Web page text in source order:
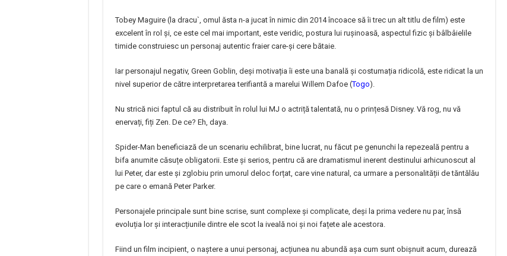
Tobey Maguire (la dracu`, omul ăsta n-a jucat în nimic din 2014 încoace să îi trec un alt titlu de film) este
excelent în rol și, ce este cel mai important, este veridic, postura lui rușinoasă, aspectul fizic și bâlbâielile
timide construiesc un personaj autentic fraier care-și cere bătaie.
Iar personajul negativ, Green Goblin, deși motivația îi este una banală și costumația ridicolă, este ridicat la un
nivel superior de către interpretarea terifiantă a marelui Willem Dafoe (Togo).
Nu strică nici faptul că au distribuit în rolul lui MJ o actriță talentată, nu o prințesă Disney. Vă rog, nu vă
enervați, fiți Zen. De ce? Eh, daya.
Spider-Man beneficiază de un scenariu echilibrat, bine lucrat, nu făcut pe genunchi la repezeală pentru a
bifa anumite căsuțe obligatorii. Este și serios, pentru că are dramatismul inerent destinului arhicunoscut al
lui Peter, dar este și zglobiu prin umorul deloc forțat, care vine natural, ca urmare a personalității de tăntălău
pe care o emană Peter Parker.
Personajele principale sunt bine scrise, sunt complexe și complicate, deși la prima vedere nu par, însă
evoluția lor și interacțiunile dintre ele scot la iveală noi și noi fațete ale acestora.
Fiind un film incipient, o naștere a unui personaj, acțiunea nu abundă așa cum sunt obișnuit acum, durează